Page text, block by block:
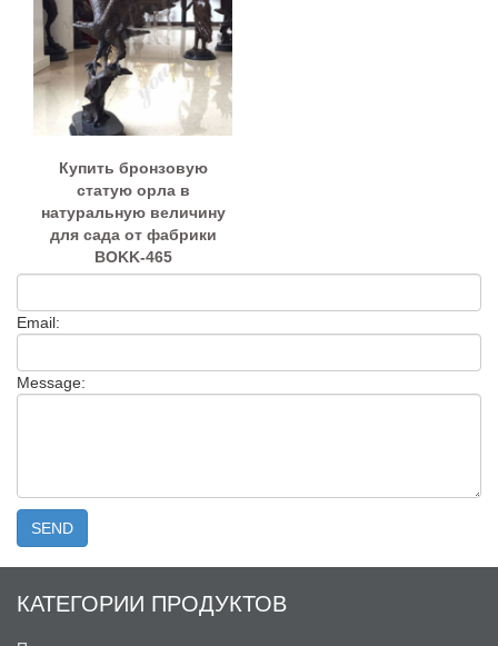
Купить бронзовую
статую орла в
натуральную величину
для сада от фабрики
BOKK-465
Email:
Message:
КАТЕГОРИИ ПРОДУКТОВ